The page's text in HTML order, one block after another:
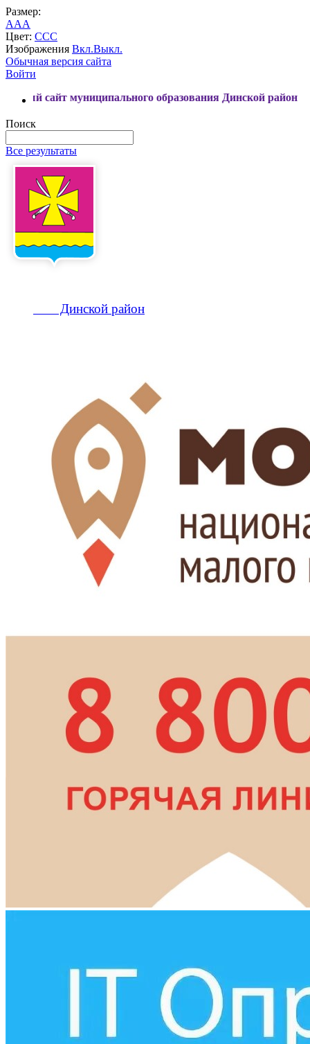
Размер:
AAA
Цвет: CCC
Изображения Вкл.Выкл.
Обычная версия сайта
Войти
муниципального образования Динской район
Поиск
Все результаты
Динской район